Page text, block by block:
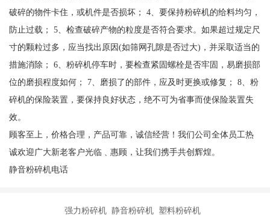
破碎的物件卡住，或机件是否损坏； 4、要保持粉碎机的给料均匀，
防止过载； 5、检查破碎产物的粒度是否符合要求。如果超过规定尺
寸的颗粒过多，应当找出原因(如筛网孔隙是否过大)，并采取适当的
措施消除； 6、粉碎机停车时，要检查紧固螺栓是否牢固，易磨损部
位的磨损程度如何； 7、磨损了的部件，应及时更换或修复； 8、粉
碎机的保险装置，要保持良好状态，绝不可为省事而使保险装置失
效。
顾客至上，价格合理，产品可靠，诚信经营！我们公司全体员工热
诚欢迎广大新老客户光临﹑惠顾，让我们携手共创辉煌。
静音粉碎机电话
强力粉碎机 静音粉碎机 塑料粉碎机